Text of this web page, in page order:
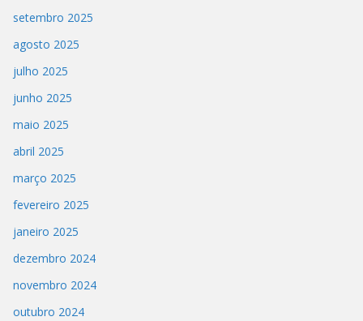
setembro 2025
agosto 2025
julho 2025
junho 2025
maio 2025
abril 2025
março 2025
fevereiro 2025
janeiro 2025
dezembro 2024
novembro 2024
outubro 2024